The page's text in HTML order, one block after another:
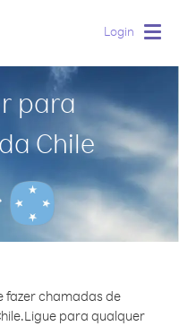
Login
para
Chile
fazer chamadas de
Ligue para qualquer